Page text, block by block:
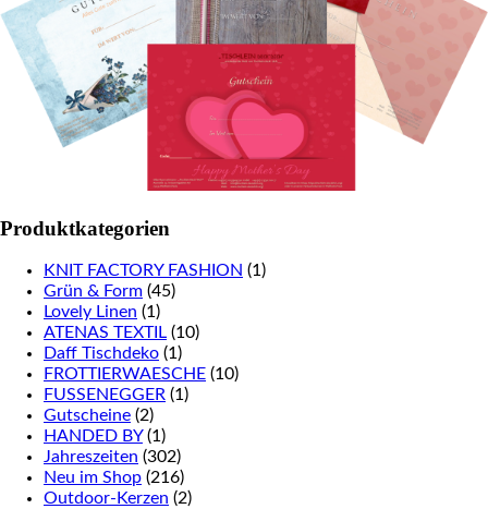
Produktkategorien
KNIT FACTORY FASHION (1)
Grün & Form (45)
Lovely Linen (1)
ATENAS TEXTIL (10)
Daff Tischdeko (1)
FROTTIERWAESCHE (10)
FUSSENEGGER (1)
Gutscheine (2)
HANDED BY (1)
Jahreszeiten (302)
Neu im Shop (216)
Outdoor-Kerzen (2)